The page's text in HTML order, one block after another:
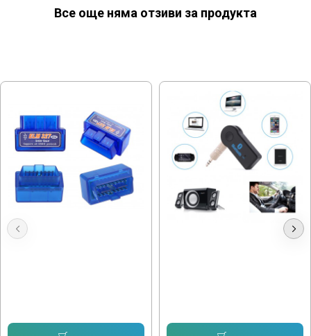
Все още няма отзиви за продукта
OBD2 Диагностика Elm327